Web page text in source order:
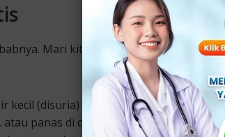
Mari kita mengetahui gejala-
kecil (disuria)
atau panas di daerah sekitar anus atau